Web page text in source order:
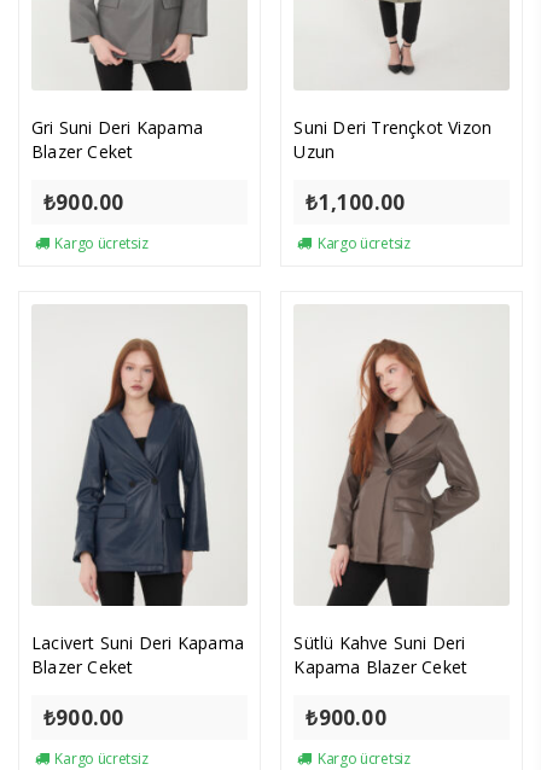
Gri Suni Deri Kapama
Blazer Ceket
₺900.00
Kargo ücretsiz
Suni Deri Trençkot Vizon
Uzun
₺1,100.00
Kargo ücretsiz
Lacivert Suni Deri Kapama
Blazer Ceket
₺900.00
Kargo ücretsiz
Sütlü Kahve Suni Deri
Kapama Blazer Ceket
₺900.00
Kargo ücretsiz